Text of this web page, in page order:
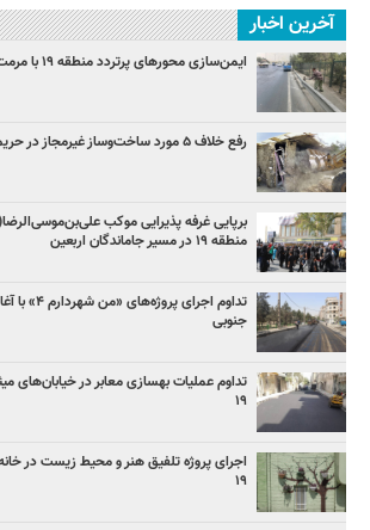
آخرین اخبار
ایمن‌سازی محورهای پرتردد منطقه ۱۹ با مرمت و نصب ۳۲ گاردریل
رفع خلاف ۵ مورد ساخت‌وساز غیرمجاز در حریم ناحیه ۴ منطقه ۱۹
برپایی غرفه پذیرایی موکب
منطقه ۱۹ در مسیر جاماندگان اربعین
تداوم اجرای
جنوبی
تداوم عملیات بهسازی معابر در خیابان‌های
۱۹
اجرای پروژه تلفیق هنر و محیط زیست در
۱۹